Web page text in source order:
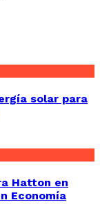
solar para
Hatton en
Economía